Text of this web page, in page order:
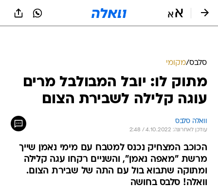
סלבס/מקומי
מתוק לו: יובל המבולבל מרים
עוגה קלילה לשבירת הצום
וואלה סלבס
עודכן לאחרונה: 4.10.2022 / 2:48
הכוכב המצחיק נכנס למטבח עם מימי נאמן שייך
מרשת "מאפה נאמן", והשניים רקחו עגה קלילה
ומתוקה שתבוא בול עם התה של שבירת הצום.
וואלה! סלבס בחושה